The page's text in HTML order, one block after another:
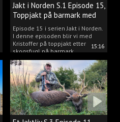
15:16
Jakt i Norden S.1 Episode 15,
Toppjakt på barmark med
Kristoffer Clausen
Episode 15 i serien Jakt i Norden.
I denne episoden blir vi med
Kristoffer på toppjakt etter
skogsfugl på barmark.